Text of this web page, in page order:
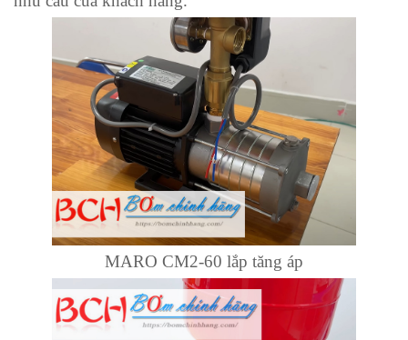
MARO CM2-60 lắp tăng áp